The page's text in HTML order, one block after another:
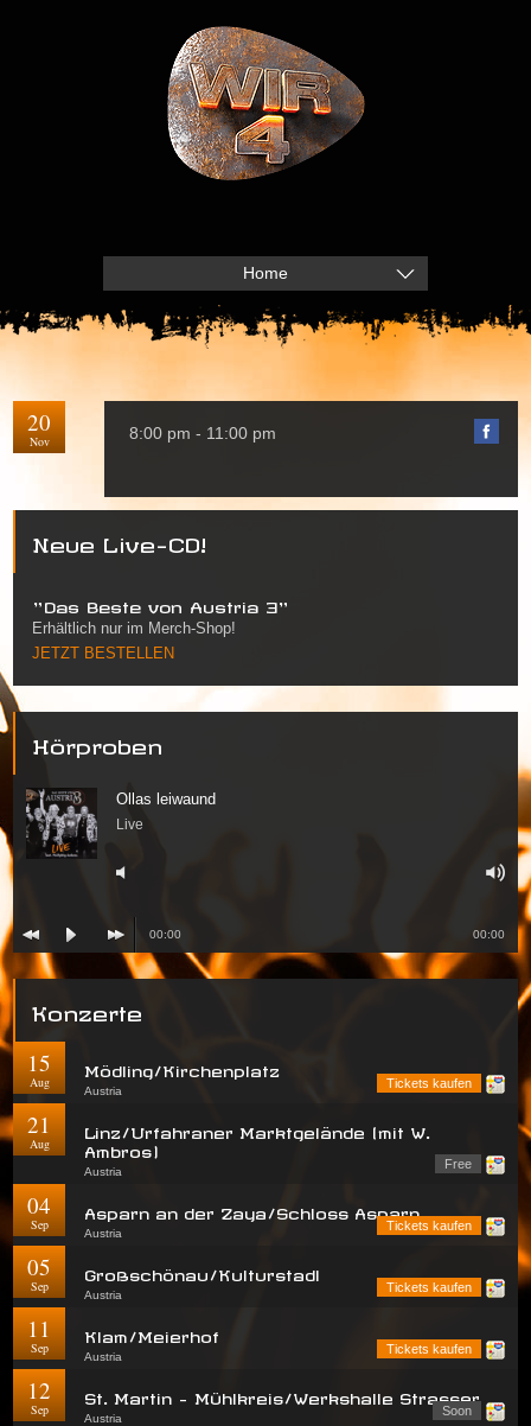
Home
20
Nov 8:00 pm - 11:00 pm
Neue Live-CD!
"Das Beste von Austria 3"
Erhältlich nur im Merch-Shop!
JETZT BESTELLEN
Hörproben
Ollas leiwaund
Live
00:00 00:00
Konzerte
15
Aug
Mödling/Kirchenplatz
Austria
Tickets kaufen
21
Aug
Linz/Urfahraner Marktgelände (mit W.
Ambros)
Austria
Free
04
Sep
Asparn an der Zaya/Schloss Asparn
Austria
Tickets kaufen
05
Sep
Großschönau/Kulturstadl
Austria
Tickets kaufen
11
Sep
Klam/Meierhof
Austria
Tickets kaufen
12
Sep
St. Martin - Mühlkreis/Werkshalle Strasser
Austria
Soon